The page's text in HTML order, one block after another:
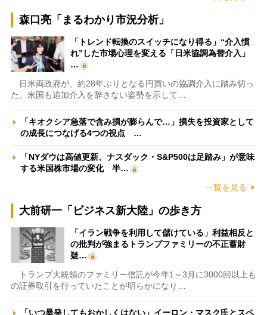
森口亮「まるわかり市況分析」
「トレンド転換のスイッチになり得る」“介入慣
れ”した市場心理を変える「日米協調為替介入」
…
日米両政府が、約28年ぶりとなる円買いの協調介入に踏み切っ
た。米国も追加介入を辞さない姿勢を示して…
「キオクシア急落で含み損が膨らんで…」損失を投資家として
の成長につなげる4つの視点 …
「NYダウは高値更新、ナスダック・S&P500は足踏み」が意味
する米国株市場の変化 半…
一覧を見る
大前研一「ビジネス新大陸」の歩き方
「イラン戦争を利用して儲けている」利益相反と
の批判が強まるトランプファミリーの不正蓄財
疑…
トランプ大統領のファミリー信託が今年1～3月に3000回以上も
の証券取引を行っていたことが明らかになり…
「いつ暴発してもおかしくはない」イーロン・マスク氏とスペ